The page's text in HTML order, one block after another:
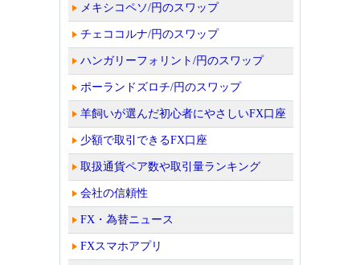
メキシコペソ/円のスワップ
チェココルナ/円のスワップ
ハンガリーフォリント/円のスワップ
ポーランドズロチ/円のスワップ
羊飼いが選んだ初心者にやさしいFX口座
少額で取引できるFX口座
取扱通貨ペア数や取引量ランキング
会社の信頼性
FX・為替ニュース
FXスマホアプリ